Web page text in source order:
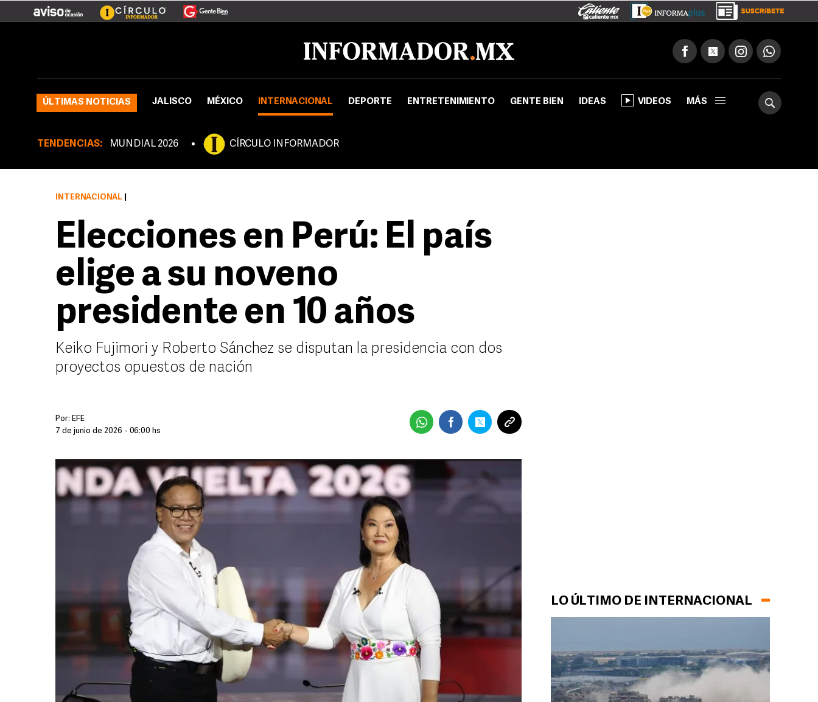
ÚLTIMAS NOTICIAS JALISCO MÉXICO INTERNACIONAL DEPORTE ENTRETENIMIENTO GENTE BIEN IDEAS VIDEOS MÁS
TENDENCIAS: MUNDIAL 2026 CÍRCULO INFORMADOR
LO ÚLTIMO DE INTERNACIONAL
INTERNACIONAL
Elecciones en Perú: El país
elige a su noveno
presidente en 10 años
Keiko Fujimori y Roberto Sánchez se disputan la presidencia con dos
proyectos opuestos de nación
Por: EFE
7 de junio de 2026 - 06:00 hs